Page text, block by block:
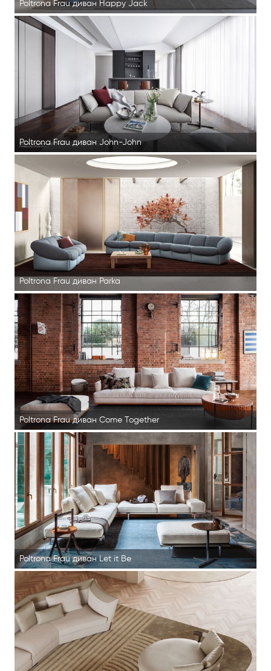
Poltrona Frau диван Happy Jack
Poltrona Frau диван John-John
Poltrona Frau диван Parka
Poltrona Frau диван Come Together
Poltrona Frau диван Let it Be